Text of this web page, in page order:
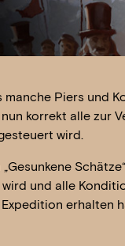
Piers und
korrekt alle zur
wird.
und alle
erhalten